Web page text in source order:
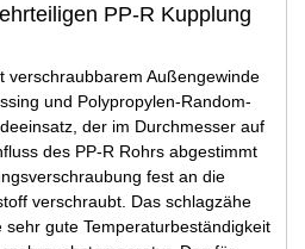
PP-R Kupplung
verschraubbarem Außengewinde
und Polypropylen-Random-
der im Durchmesser auf
des PP-R Rohrs abgestimmt
fest an die
verschraubt. Das schlagzähe
sehr gute Temperaturbeständigkeit